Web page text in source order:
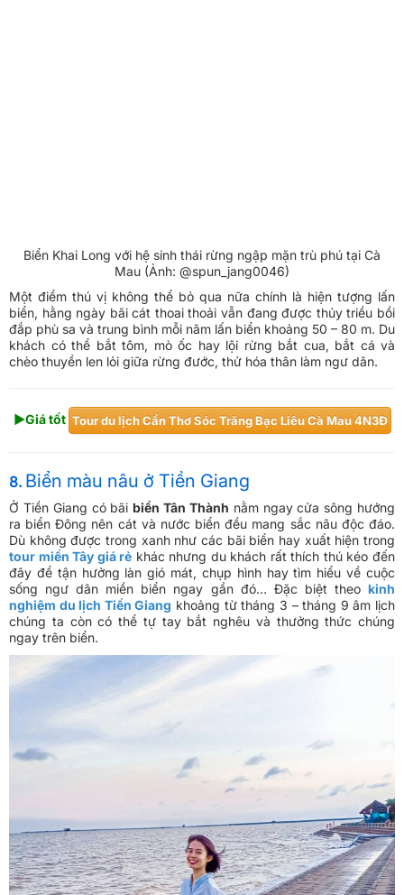
Biển Khai Long với hệ sinh thái rừng ngập mặn trù phú tại Cà
Mau (Ảnh: @spun_jang0046)
Một điểm thú vị không thể bỏ qua nữa chính là hiện tượng lấn
biển, hằng ngày bãi cát thoai thoải vẫn đang được thủy triều bồi
đắp phù sa và trung bình mỗi năm lấn biển khoảng 50 – 80 m. Du
khách có thể bắt tôm, mò ốc hay lội rừng bắt cua, bắt cá và
chèo thuyền len lỏi giữa rừng đước, thử hóa thân làm ngư dân.
►Giá tốt ​Tour du lịch Cần Thơ Sóc Trăng Bạc Liêu Cà Mau 4N3Đ
8. Biển màu nâu ở Tiền Giang
Ở Tiền Giang có bãibiển Tân Thành nằm ngay cửa sông hướng
ra biển Đông nên cát và nước biển đều mang sắc nâu độc đáo.
Dù không được trong xanh như các bãi biển hay xuất hiện trong
tour miền Tây giá rẻ khác nhưng du khách rất thích thú kéo đến
đây để tận hưởng làn gió mát, chụp hình hay tìm hiểu về cuộc
sống ngư dân miền biển ngay gần đó… Đặc biệt theo kinh
nghiệm du lịch Tiền Giang khoảng từ tháng 3 – tháng 9 âm lịch
chúng ta còn có thể tự tay bắt nghêu và thưởng thức chúng
ngay trên biển.